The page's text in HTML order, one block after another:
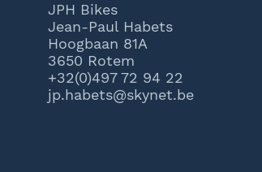
JPH Bikes
Jean-Paul Habets
Hoogbaan 81A
3650 Rotem
+32(0)497 72 94 22
jp.habets@skynet.be